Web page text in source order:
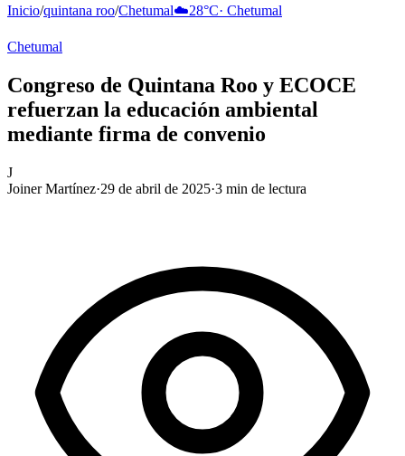
Inicio/quintana roo/Chetumal☁️28°C· Chetumal
Chetumal
Congreso de Quintana Roo y ECOCE
refuerzan la educación ambiental
mediante firma de convenio
J
Joiner Martínez·29 de abril de 2025·3 min de lectura